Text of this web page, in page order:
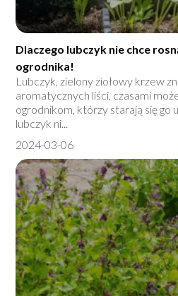
Dlaczego lubczyk nie chce
ogrodnika!
Lubczyk, zielony ziołowy krzew
aromatycznych liści, czasami
ogrodnikom, którzy starają się go
lubczyk ni...
2024-03-06